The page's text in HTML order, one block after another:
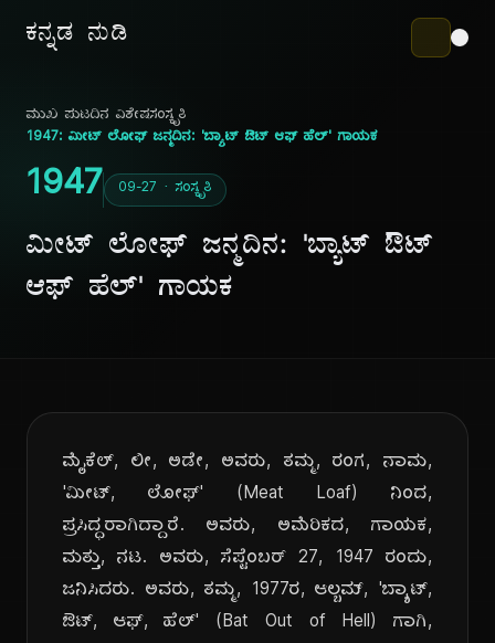
ಕನ್ನಡ ನುಡಿ
ಮುಖ ಪುಟದಿನ ವಿಶೇಷಸಂಸ್ಕೃತಿ
1947: ಮೀಟ್ ಲೋಫ್ ಜನ್ಮದಿನ: 'ಬ್ಯಾಟ್ ಔಟ್ ಆಫ್ ಹೆಲ್' ಗಾಯಕ
1947 09-27 · ಸಂಸ್ಕೃತಿ
ಮೀಟ್ ಲೋಫ್ ಜನ್ಮದಿನ: 'ಬ್ಯಾಟ್ ಔಟ್
ಆಫ್ ಹೆಲ್' ಗಾಯಕ
ಮೈಕೆಲ್, ಲೀ, ಅಡೇ, ಅವರು, ತಮ್ಮ, ರಂಗ, ನಾಮ,
'ಮೀಟ್, ಲೋಫ್' (Meat Loaf) ನಿಂದ,
ಪ್ರಸಿದ್ಧರಾಗಿದ್ದಾರೆ. ಅವರು, ಅಮೆರಿಕದ, ಗಾಯಕ,
ಮತ್ತು, ನಟ. ಅವರು, ಸೆಪ್ಟೆಂಬರ್ 27, 1947 ರಂದು,
ಜನಿಸಿದರು. ಅವರು, ತಮ್ಮ, 1977ರ, ಆಲ್ಬಮ್, 'ಬ್ಯಾಟ್,
ಔಟ್, ಆಫ್, ಹೆಲ್' (Bat Out of Hell) ಗಾಗಿ,